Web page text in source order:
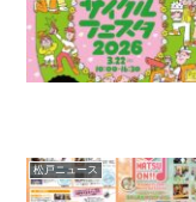
松戸ニュース